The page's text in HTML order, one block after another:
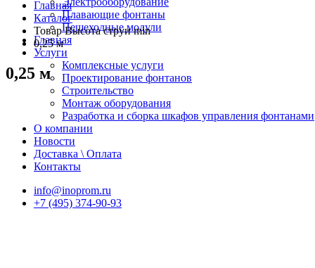
Плавающие фонтаны
Пешеходные модули
Главная
Услуги
Комплексные услуги
Проектирование фонтанов
Строительство
Монтаж оборудования
Разработка и сборка шкафов управления фонтанами
О компании
Новости
Доставка \ Оплата
Контакты
info@inoprom.ru
+7 (495) 374-90-93
Главная
Каталог
Товар Высота струи min
0,25 м
0,25 м